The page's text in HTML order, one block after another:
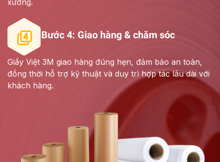
xưởng.
Bước 4: Giao hàng & chăm sóc
Giấy Việt 3M giao hàng đúng hẹn, đảm bảo an toàn,
đồng thời hỗ trợ kỹ thuật và duy trì hợp tác lâu dài với
khách hàng.